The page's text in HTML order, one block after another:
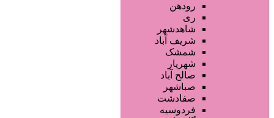
رودهن
ری
شاهدشهر
شریف آباد
شمشک
شهریار
صالح آباد
صباشهر
صفادشت
فردوسیه